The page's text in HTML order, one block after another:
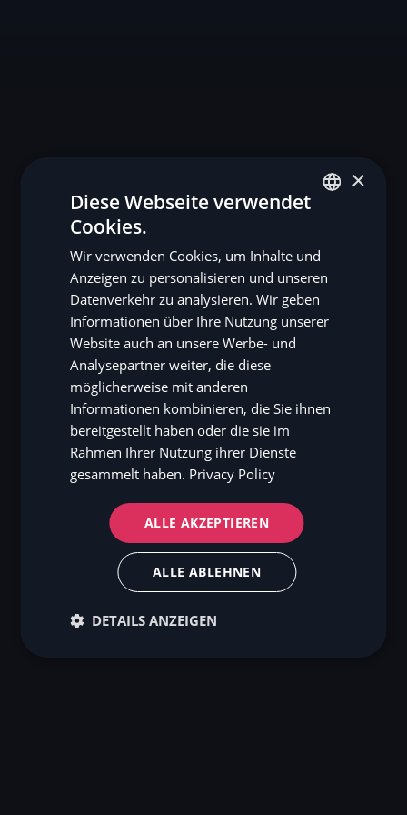
SV
NO
×
Diese Webseite verwendet
Cookies.
Wir verwenden Cookies, um Inhalte und
Anzeigen zu personalisieren und unseren
Datenverkehr zu analysieren. Wir geben
Informationen über Ihre Nutzung unserer
Website auch an unsere Werbe- und
Analysepartner weiter, die diese
möglicherweise mit anderen
Informationen kombinieren, die Sie ihnen
bereitgestellt haben oder die sie im
Rahmen Ihrer Nutzung ihrer Dienste
gesammelt haben. Privacy Policy
ALLE AKZEPTIEREN
ALLE ABLEHNEN
DETAILS ANZEIGEN